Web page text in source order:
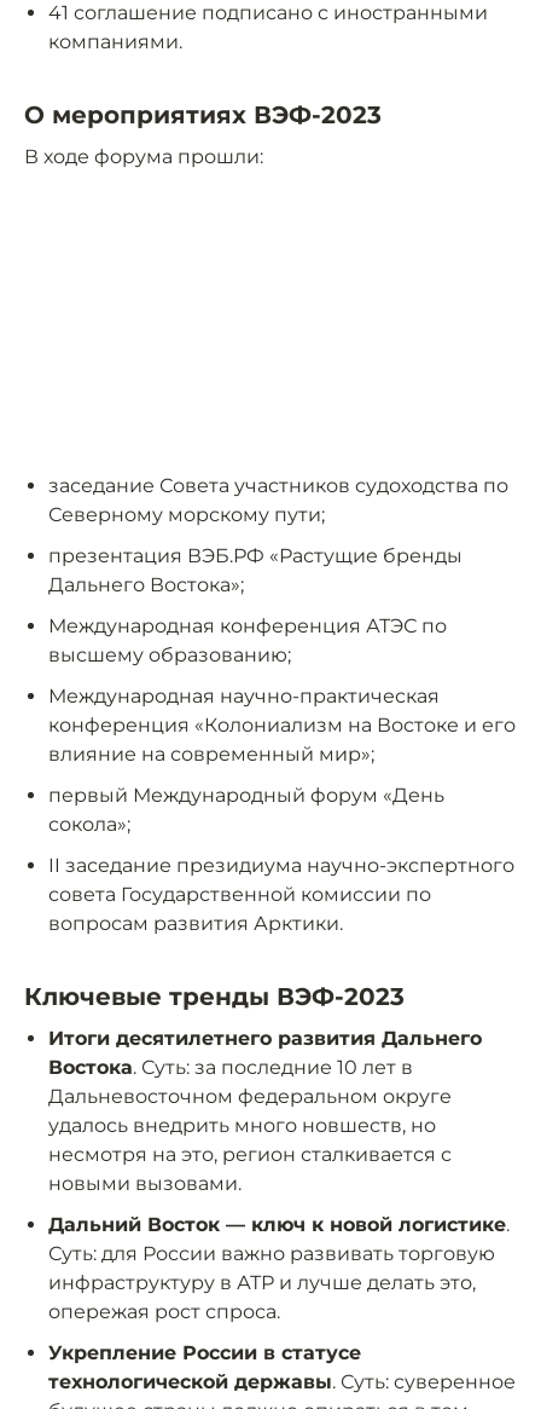
41 соглашение подписано с иностранными
компаниями.
О мероприятиях ВЭФ-2023
В ходе форума прошли:
заседание Совета участников судоходства по
Северному морскому пути;
презентация ВЭБ.РФ «Растущие бренды
Дальнего Востока»;
Международная конференция АТЭС по
высшему образованию;
Международная научно-практическая
конференция «Колониализм на Востоке и его
влияние на современный мир»;
первый Международный форум «День
сокола»;
II заседание президиума научно-экспертного
совета Государственной комиссии по
вопросам развития Арктики.
Ключевые тренды ВЭФ-2023
Итоги десятилетнего развития Дальнего
Востока. Суть: за последние 10 лет в
Дальневосточном федеральном округе
удалось внедрить много новшеств, но
несмотря на это, регион сталкивается с
новыми вызовами.
Дальний Восток — ключ к новой логистике.
Суть: для России важно развивать торговую
инфраструктуру в АТР и лучше делать это,
опережая рост спроса.
Укрепление России в статусе
технологической державы. Суть: суверенное